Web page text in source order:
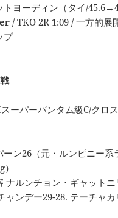
トヨーディン（タイ/
/ TKO 2R 1:09 / 一方的展
プ
ーパーバンタム級C/クロ
ン26（元・ルンピニー系
ナルンチョン・ギャットニ
ャンデー29-28. テーチャ